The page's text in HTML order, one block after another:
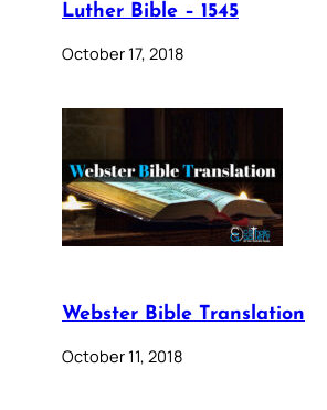
Luther Bible – 1545
October 17, 2018
Webster Bible Translation
October 11, 2018